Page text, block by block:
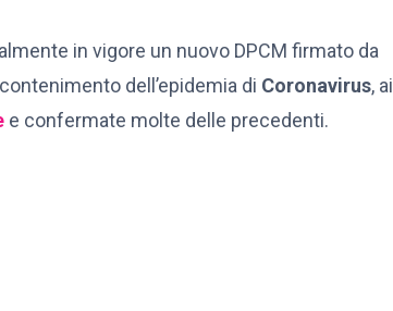
in vigore un nuovo DPCM firmato da
dell’epidemia di Coronavirus, ai
e confermate molte delle precedenti.